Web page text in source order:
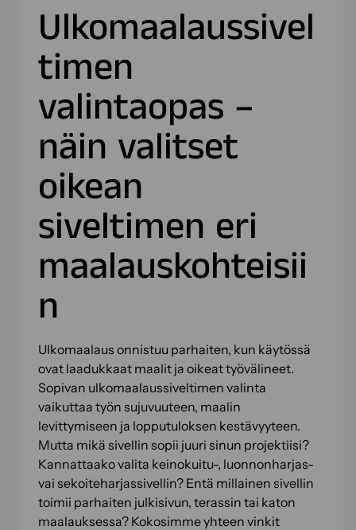
Ulkomaalaussivel
timen
valintaopas –
näin valitset
oikean
siveltimen eri
maalauskohteisii
n
Ulkomaalaus onnistuu parhaiten, kun käytössä
ovat laadukkaat maalit ja oikeat työvälineet.
Sopivan ulkomaalaussiveltimen valinta
vaikuttaa työn sujuvuuteen, maalin
levittymiseen ja lopputuloksen kestävyyteen.
Mutta mikä sivellin sopii juuri sinun projektiisi?
Kannattaako valita keinokuitu-, luonnonharjas-
vai sekoiteharjassivellin? Entä millainen sivellin
toimii parhaiten julkisivun, terassin tai katon
maalauksessa? Kokosimme yhteen vinkit